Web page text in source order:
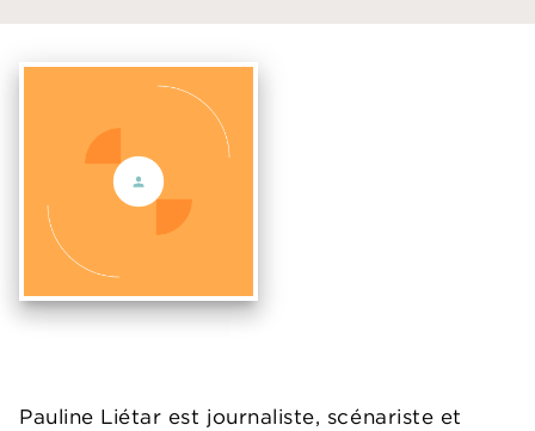
Pauline Liétar est journaliste, scénariste et